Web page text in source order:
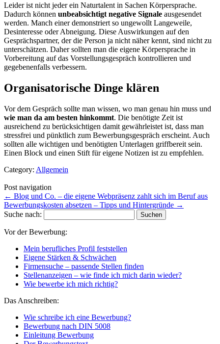
Leider ist nicht jeder ein Naturtalent in Sachen Körpersprache.
Dadurch können unbeabsichtigt negative Signale ausgesendet
werden. Manch einer demonstriert so ungewollt Langeweile,
Desinteresse oder Abneigung. Diese Auswirkungen auf den
Gesprächspartner, der die Person ja nicht näher kennt, sind nicht zu
unterschätzen. Daher sollten man die eigene Körpersprache in
Vorbereitung auf das Vorstellungsgespräch kontrollieren und
gegebenenfalls verbessern.
Organisatorische Dinge klären
Vor dem Gespräch sollte man wissen, wo man genau hin muss und
wie man da am besten hinkommt. Die benötigte Zeit ist
ausreichend zu berücksichtigen damit gewährleistet ist, dass man
stressfrei und pünktlich zum Bewerbungsgespräch erscheint. Auch
sollten alle wichtigen und benötigten Unterlagen griffbereit sein.
Einen Block und einen Stift für eigene Notizen ist zu empfehlen.
Category: Allgemein
Post navigation
← Blog und Co. – die eigene Webpräsenz zahlt sich im Beruf aus
Bewerbungskosten absetzen – Tipps und Hintergründe →
Suche nach:
Vor der Bewerbung:
Mein berufliches Profil feststellen
Eigene Stärken & Schwächen
Firmensuche – passende Stellen finden
Stellenanzeigen – wie finde ich mich darin wieder?
Wie bewerbe ich mich richtig?
Das Anschreiben:
Wie schreibe ich eine Bewerbung?
Bewerbung nach DIN 5008
Einleitung Bewerbung